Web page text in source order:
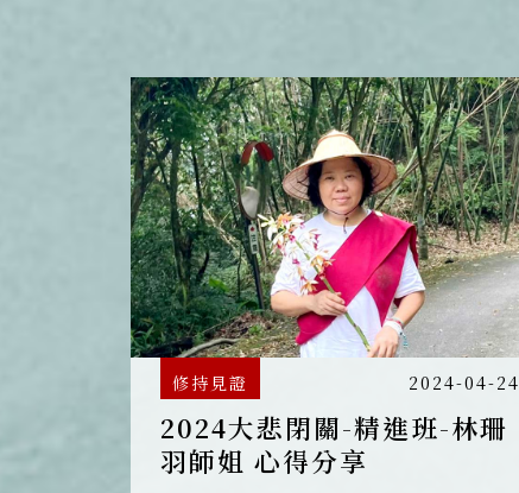
修持見證 2024-04-24
2024大悲閉關-精進班-林珊
羽師姐 心得分享